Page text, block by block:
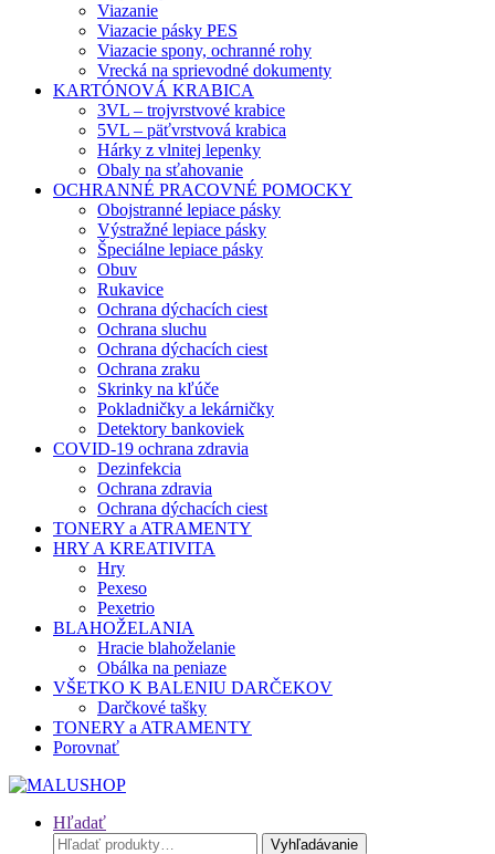
Viazanie
Viazacie pásky PES
Viazacie spony, ochranné rohy
Vrecká na sprievodné dokumenty
KARTÓNOVÁ KRABICA
3VL – trojvrstvové krabice
5VL – päťvrstvová krabica
Hárky z vlnitej lepenky
Obaly na sťahovanie
OCHRANNÉ PRACOVNÉ POMOCKY
Obojstranné lepiace pásky
Výstražné lepiace pásky
Špeciálne lepiace pásky
Obuv
Rukavice
Ochrana dýchacích ciest
Ochrana sluchu
Ochrana dýchacích ciest
Ochrana zraku
Skrinky na kľúče
Pokladničky a lekárničky
Detektory bankoviek
COVID-19 ochrana zdravia
Dezinfekcia
Ochrana zdravia
Ochrana dýchacích ciest
TONERY a ATRAMENTY
HRY A KREATIVITA
Hry
Pexeso
Pexetrio
BLAHOŽELANIA
Hracie blahoželanie
Obálka na peniaze
VŠETKO K BALENIU DARČEKOV
Darčkové tašky
TONERY a ATRAMENTY
Porovnať
Hľadať
Hľadať:
Vyhľadávanie